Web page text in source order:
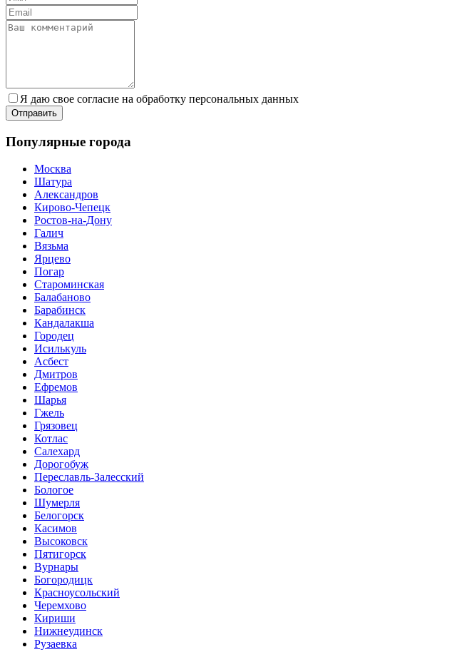
Я даю свое согласие на обработку персональных данных
Популярные города
Москва
Шатура
Александров
Кирово-Чепецк
Ростов-на-Дону
Галич
Вязьма
Ярцево
Погар
Староминская
Балабаново
Барабинск
Кандалакша
Городец
Исилькуль
Асбест
Дмитров
Ефремов
Шарья
Гжель
Грязовец
Котлас
Салехард
Дорогобуж
Переславль-Залесский
Бологое
Шумерля
Белогорск
Касимов
Высоковск
Пятигорск
Вурнары
Богородицк
Красноусольский
Черемхово
Кириши
Нижнеудинск
Рузаевка